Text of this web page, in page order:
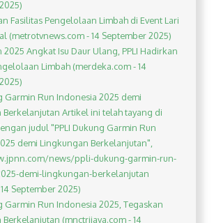
Fasilitas Pengelolaan Limbah di Event Lari
(metrotvnews.com - 14 September 2025)
2025 Angkat Isu Daur Ulang, PPLI Hadirkan
Limbah (merdeka.com - 14
Garmin Run Indonesia 2025 demi
Berkelanjutan Artikel ini telah tayang di
judul "PPLI Dukung Garmin Run
demi Lingkungan Berkelanjutan",
news/ppli-dukung-garmin-run-
demi-lingkungan-berkelanjutan
September 2025)
Garmin Run Indonesia 2025, Tegaskan
(mnctrijaya.com - 14